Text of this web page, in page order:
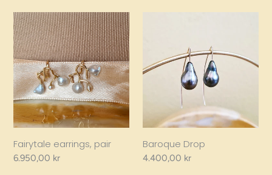
Fairytale
earrings,
pair
Fairytale earrings, pair
Regular
6.950,00 kr
Baroque Drop
Regular
4.400,00 kr